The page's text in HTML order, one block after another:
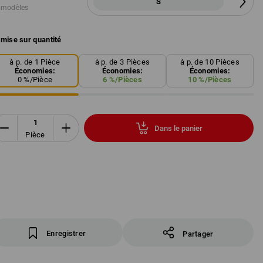
sur quantité
à p. de 1 Pièce
Économies:
0%/Pièce
à p. de 3 Pièces
Économies:
6 %/Pièces
à p. de 10 Pièces
Économies:
10%/Pièces
Pièce
Dans le panier
Enregistrer Partager